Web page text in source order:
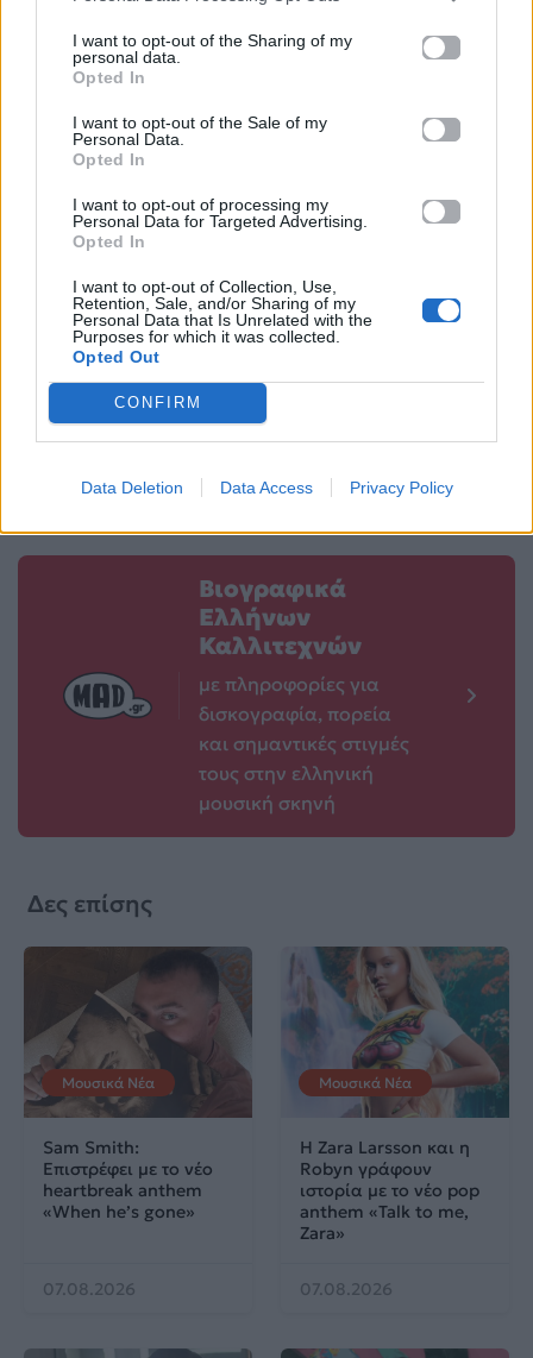
I want to opt-out of the Sharing of my
personal data.
Opted In
I want to opt-out of the Sale of my
Personal Data.
Opted In
I want to opt-out of processing my
Personal Data for Targeted Advertising.
Opted In
I want to opt-out of Collection, Use,
Retention, Sale, and/or Sharing of my
Personal Data that Is Unrelated with the
Purposes for which it was collected.
Opted Out
CONFIRM
Data Deletion Data Access Privacy Policy
Προηγούμενο
ορίζει τις flip-flops
ως την απόλυτη
τάση του
καλοκαιριού
27.05.2026
Επόμενο
επιστρέφει στο
Ηνωμένο Βασίλειο
στο HeritageLive
Βιογραφικά
Ελλήνων
Καλλιτεχνών
με πληροφορίες για
δισκογραφία, πορεία
και σημαντικές στιγμές
τους στην ελληνική
μουσική σκηνή
Δες επίσης
Μουσικά Νέα
Sam Smith:
Επιστρέφει με το νέο
heartbreak anthem
«When he’s gone»
07.08.2026
Μουσικά Νέα
Η Zara Larsson και η
Robyn γράφουν
ιστορία με το νέο pop
anthem «Talk to me,
Zara»
07.08.2026